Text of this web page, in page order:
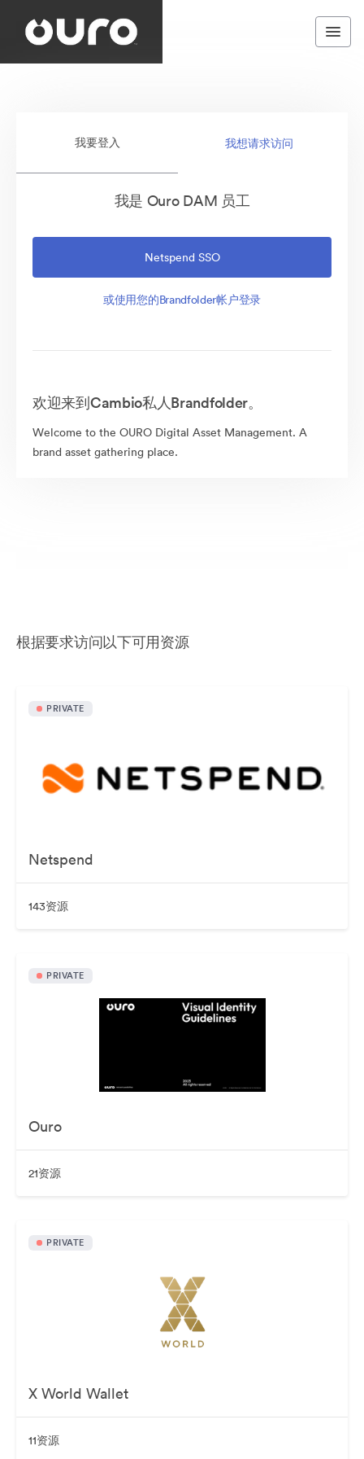
我要登入 我想请求访问
我是 Ouro DAM 员工
Netspend SSO
或使用您的Brandfolder帐户登录
欢迎来到Cambio私人Brandfolder。
Welcome to the OURO Digital Asset Management. A
brand asset gathering place.
根据要求访问以下可用资源
PRIVATE
Netspend
143资源
PRIVATE
Ouro
21资源
PRIVATE
X World Wallet
11资源